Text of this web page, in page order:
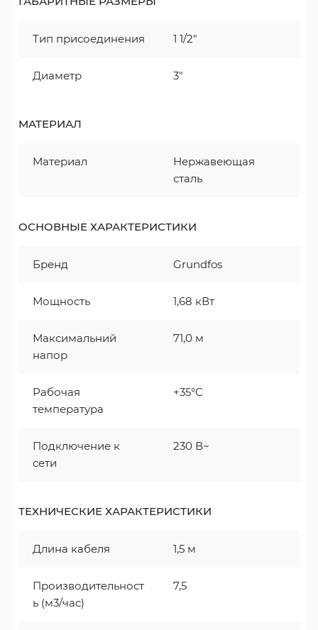
Тип присоединения 1 1/2"
Диаметр 3"
МАТЕРИАЛ
Материал
Нержавеющая
сталь
ОСНОВНЫЕ ХАРАКТЕРИСТИКИ
Бренд Grundfos
Мощность 1,68 кВт
Максимальний
напор
71,0 м
Рабочая
температура
+35°C
Подключение к
сети
230 В~
ТЕХНИЧЕСКИЕ ХАРАКТЕРИСТИКИ
Длина кабеля 1,5 м
Производительност
ь (м3/час)
7,5